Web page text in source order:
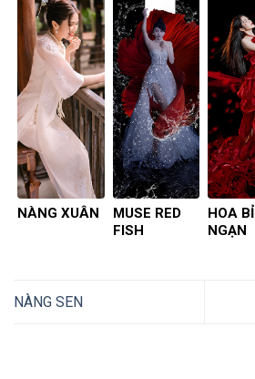
NÀNG XUÂN
MUSE RED
FISH
HOA BỈ
NGẠN
NÀNG SEN